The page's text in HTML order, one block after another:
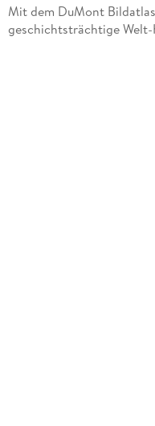
Mit dem DuMont
geschichtsträchtige